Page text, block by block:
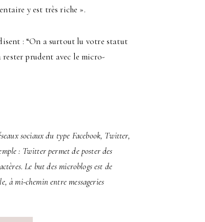
y est très riche ».
: “On a surtout lu votre statut
rester prudent avec le micro-
sociaux du type Facebook, Twitter,
: Twitter permet de poster des
Le but des microblogs est de
à mi-chemin entre messageries